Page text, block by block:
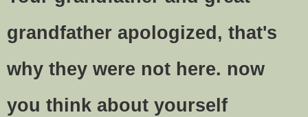
grandfather apologized, that's
why they were not here. now
you think about yourself